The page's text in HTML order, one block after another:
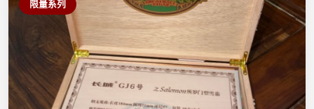
限量系列